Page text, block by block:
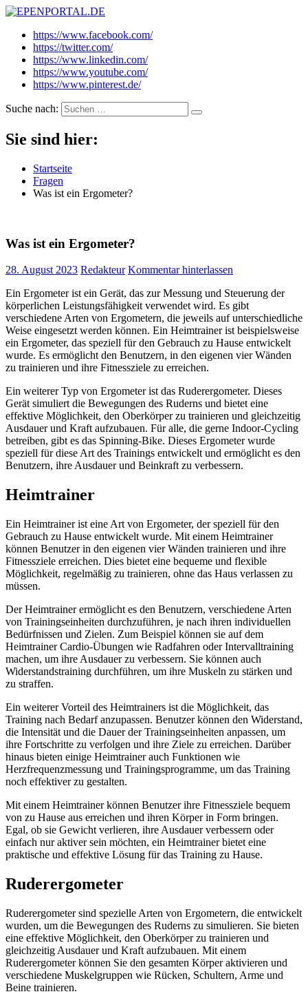
EPENPORTAL.DE
Epische News aus Politik, Finanzen & Gesellschaft
https://www.facebook.com/
https://twitter.com/
https://www.linkedin.com/
https://www.youtube.com/
https://www.pinterest.de/
Suche nach:
Sie sind hier:
Startseite
Fragen
Was ist ein Ergometer?
Was ist ein Ergometer?
28. August 2023 Redakteur Kommentar hinterlassen
Ein Ergometer ist ein Gerät, das zur Messung und Steuerung der
körperlichen Leistungsfähigkeit verwendet wird. Es gibt
verschiedene Arten von Ergometern, die jeweils auf unterschiedliche
Weise eingesetzt werden können. Ein Heimtrainer ist beispielsweise
ein Ergometer, das speziell für den Gebrauch zu Hause entwickelt
wurde. Es ermöglicht den Benutzern, in den eigenen vier Wänden
zu trainieren und ihre Fitnessziele zu erreichen.
Ein weiterer Typ von Ergometer ist das Ruderergometer. Dieses
Gerät simuliert die Bewegungen des Ruderns und bietet eine
effektive Möglichkeit, den Oberkörper zu trainieren und gleichzeitig
Ausdauer und Kraft aufzubauen. Für alle, die gerne Indoor-Cycling
betreiben, gibt es das Spinning-Bike. Dieses Ergometer wurde
speziell für diese Art des Trainings entwickelt und ermöglicht es den
Benutzern, ihre Ausdauer und Beinkraft zu verbessern.
Heimtrainer
Ein Heimtrainer ist eine Art von Ergometer, der speziell für den
Gebrauch zu Hause entwickelt wurde. Mit einem Heimtrainer
können Benutzer in den eigenen vier Wänden trainieren und ihre
Fitnessziele erreichen. Dies bietet eine bequeme und flexible
Möglichkeit, regelmäßig zu trainieren, ohne das Haus verlassen zu
müssen.
Der Heimtrainer ermöglicht es den Benutzern, verschiedene Arten
von Trainingseinheiten durchzuführen, je nach ihren individuellen
Bedürfnissen und Zielen. Zum Beispiel können sie auf dem
Heimtrainer Cardio-Übungen wie Radfahren oder Intervalltraining
machen, um ihre Ausdauer zu verbessern. Sie können auch
Widerstandstraining durchführen, um ihre Muskeln zu stärken und
zu straffen.
Ein weiterer Vorteil des Heimtrainers ist die Möglichkeit, das
Training nach Bedarf anzupassen. Benutzer können den Widerstand,
die Intensität und die Dauer der Trainingseinheiten anpassen, um
ihre Fortschritte zu verfolgen und ihre Ziele zu erreichen. Darüber
hinaus bieten einige Heimtrainer auch Funktionen wie
Herzfrequenzmessung und Trainingsprogramme, um das Training
noch effektiver zu gestalten.
Mit einem Heimtrainer können Benutzer ihre Fitnessziele bequem
von zu Hause aus erreichen und ihren Körper in Form bringen.
Egal, ob sie Gewicht verlieren, ihre Ausdauer verbessern oder
einfach nur aktiver sein möchten, ein Heimtrainer bietet eine
praktische und effektive Lösung für das Training zu Hause.
Ruderergometer
Ruderergometer sind spezielle Arten von Ergometern, die entwickelt
wurden, um die Bewegungen des Ruderns zu simulieren. Sie bieten
eine effektive Möglichkeit, den Oberkörper zu trainieren und
gleichzeitig Ausdauer und Kraft aufzubauen. Mit einem
Ruderergometer können Sie den gesamten Körper aktivieren und
verschiedene Muskelgruppen wie Rücken, Schultern, Arme und
Beine trainieren.